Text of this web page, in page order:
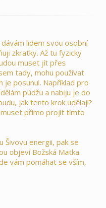
lidem svou osobní
zkratky. Až tu fyzicky
muset jít přes
tady, mohu používat
je posunul. Například pro
púdžu a nabiju je do
jak tento krok udělají?
muset přímo projít tímto
Šivovu energii, pak se
objeví Božská Matka.
vám pomáhat se vším,